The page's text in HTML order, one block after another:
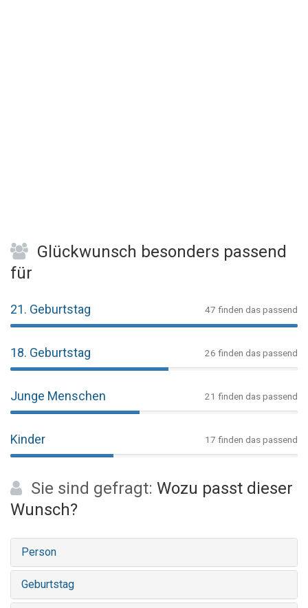
Glückwunsch besonders passend
für
21. Geburtstag 47 finden das passend
18. Geburtstag 26 finden das passend
Junge Menschen 21 finden das passend
Kinder 17 finden das passend
Sie sind gefragt: Wozu passt dieser
Wunsch?
Person
Geburtstag